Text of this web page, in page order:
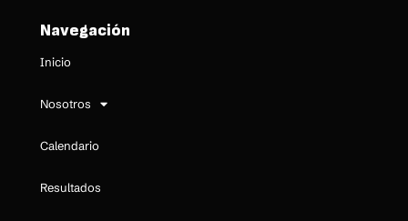
Navegación
Inicio
Nosotros
Calendario
Resultados